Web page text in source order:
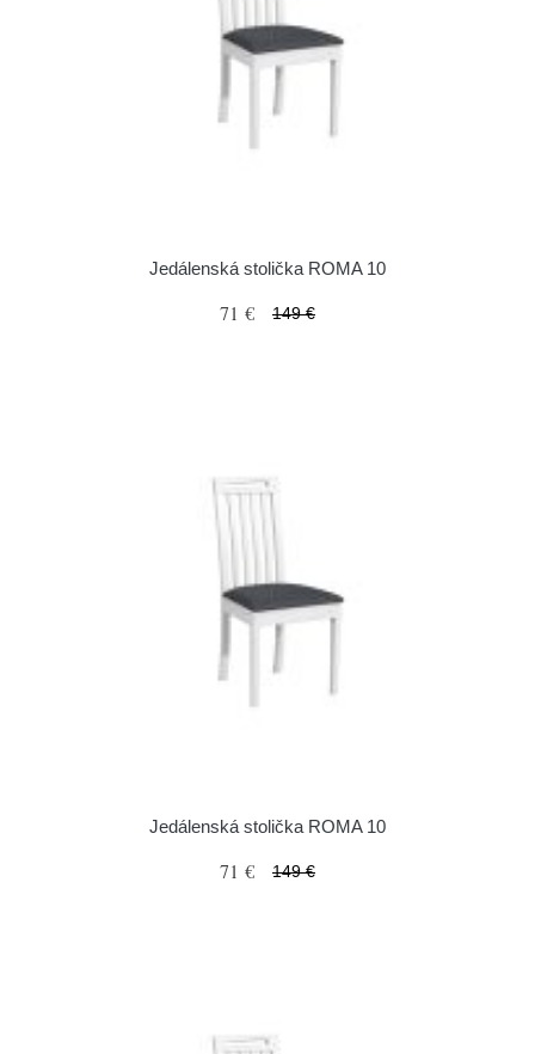
Jedálenská stolička ROMA 10
71 € 149 €
Jedálenská stolička ROMA 10
71 € 149 €